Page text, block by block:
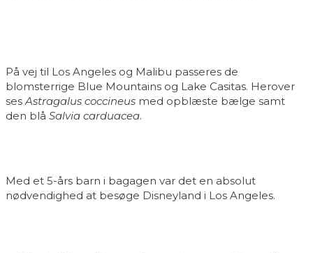
På vej til Los Angeles og Malibu passeres de
blomsterrige Blue Mountains og Lake Casitas. Herover
sesAstragalus coccineus med opblæste bælge samt
den blå Salvia carduacea.
Med et 5-års barn i bagagen var det en absolut
nødvendighed at besøge Disneyland i Los Angeles.